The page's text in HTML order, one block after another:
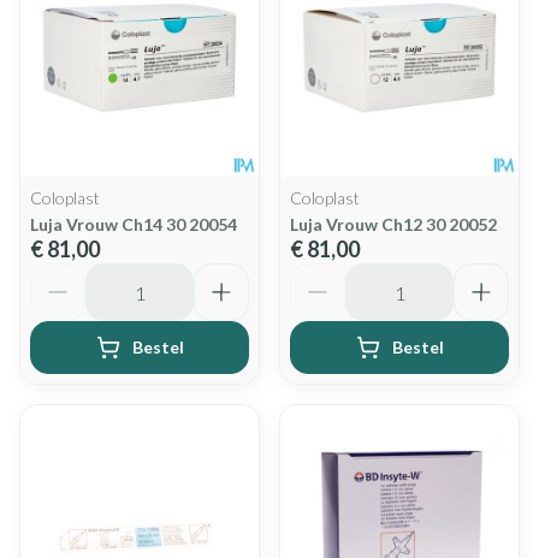
Coloplast
Luja Vrouw Ch14 30 20054
€ 81,00
Bestel
Coloplast
Luja Vrouw Ch12 30 20052
€ 81,00
Bestel